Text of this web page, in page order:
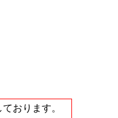
おります。